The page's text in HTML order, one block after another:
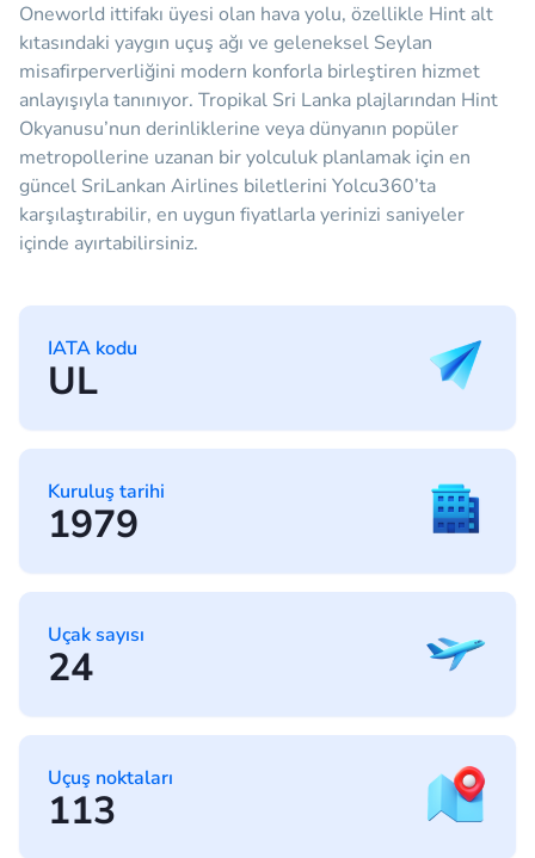
Oneworld ittifakı üyesi olan hava yolu, özellikle Hint alt
kıtasındaki yaygın uçuş ağı ve geleneksel Seylan
misafirperverliğini modern konforla birleştiren hizmet
anlayışıyla tanınıyor. Tropikal Sri Lanka plajlarından Hint
Okyanusu’nun derinliklerine veya dünyanın popüler
metropollerine uzanan bir yolculuk planlamak için en
güncel SriLankan Airlines biletlerini Yolcu360’ta
karşılaştırabilir, en uygun fiyatlarla yerinizi saniyeler
içinde ayırtabilirsiniz.
IATA kodu
UL
Kuruluş tarihi
1979
Uçak sayısı
24
Uçuş noktaları
113